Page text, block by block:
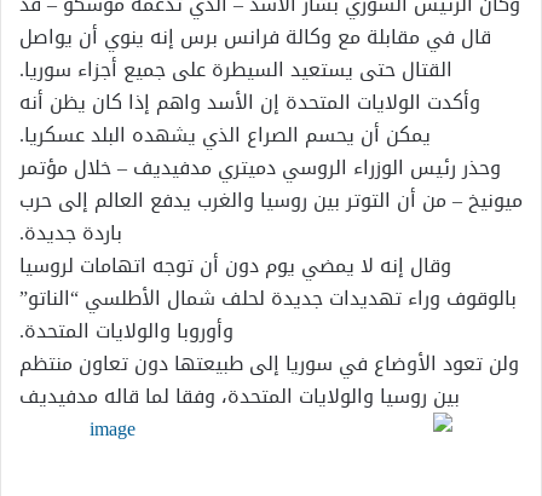
قال في مقابلة مع وكالة فرانس برس إنه ينوي أن يواصل
القتال حتى يستعيد السيطرة على جميع أجزاء سوريا.
وأكدت الولايات المتحدة إن الأسد واهم إذا كان يظن أنه
يمكن أن يحسم الصراع الذي يشهده البلد عسكريا.
وحذر رئيس الوزراء الروسي دميتري مدفيديف – خلال مؤتمر
ميونيخ – من أن التوتر بين روسيا والغرب يدفع العالم إلى حرب
باردة جديدة.
وقال إنه لا يمضي يوم دون أن توجه اتهامات لروسيا
بالوقوف وراء تهديدات جديدة لحلف شمال الأطلسي “الناتو”
وأوروبا والولايات المتحدة.
ولن تعود الأوضاع في سوريا إلى طبيعتها دون تعاون منتظم
بين روسيا والولايات المتحدة، وفقا لما قاله مدفيديف